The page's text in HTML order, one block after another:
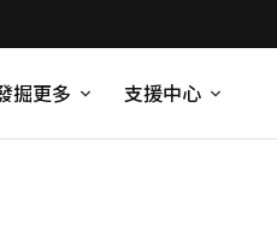
掘更多 支援中心